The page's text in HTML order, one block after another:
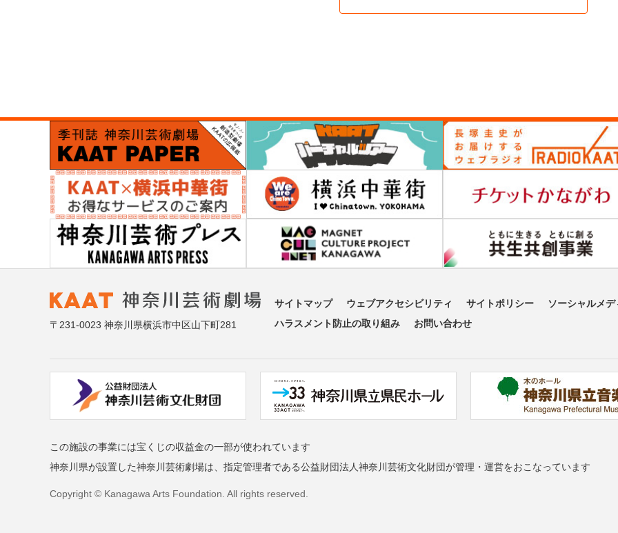
〒231-0023 神奈川県横浜市中区山下町281
サイトマップ ウェブアクセシビリティ サイトポリシー ソーシャルメ
ハラスメント防止の取り組み
お問い合わせ
この施設の事業には宝くじの収益金の一部が使われています
神奈川県が設置した神奈川芸術劇場は、指定管理者である公益財団法人神奈川芸術文化財団が管理・運営をおこなっています
Copyright © Kanagawa Arts Foundation. All rights reserved.